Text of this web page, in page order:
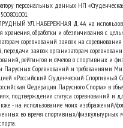
персональных данных НП
УЛ. НАБЕРЕЖНАЯ Д. 4А на
обработки и обезличивания с
соревнований заявок на
заявок организаторам
рейтингов и отчетов о спортивных и
Парусных Соревнований и требованиями
«Российский Студенческий Спортивный
Федерация Парусного Спорта» в
подтверждения статуса соревнований и
- на использование моих изображений/
во время спортивных/физкультурных